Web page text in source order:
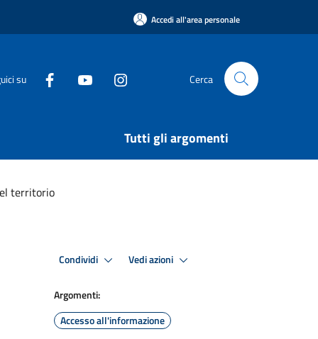
Accedi all'area personale
su Cerca
Tutti gli argomenti
territorio
Condividi Vedi azioni
Argomenti:
Accesso all'informazione